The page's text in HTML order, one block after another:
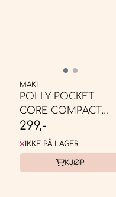
MAKI
POLLY POCKET
CORE COMPACT
STRAWBERRY BUNNY
BASKET
299,-
IKKE PÅ LAGER
KJØP